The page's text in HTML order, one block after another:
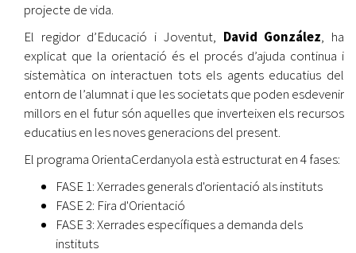
projecte de vida.
El regidor d’Educació i Joventut, David González, ha
explicat que la orientació és el procés d’ajuda continua i
sistemàtica on interactuen tots els agents educatius del
entorn de l’alumnat i que les societats que poden esdevenir
millors en el futur són aquelles que inverteixen els recursos
educatius en les noves generacions del present.
El programa OrientaCerdanyola està estructurat en 4 fases:
FASE 1: Xerrades generals d'orientació als instituts
FASE 2: Fira d'Orientació
FASE 3: Xerrades específiques a demanda dels
instituts